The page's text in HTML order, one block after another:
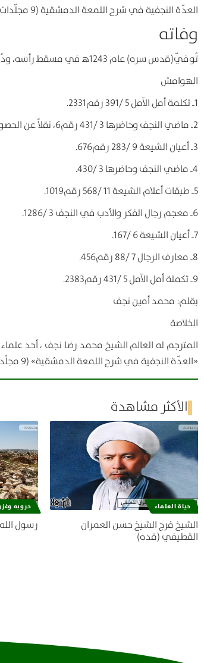
العدّة النجفية في شرح اللمعة الدمشقية (9 مجلّدات).
وفاته
تُوفّي(قدس سره) عام 1243ﻫ في مسقط رأسه، ودُفن في الصحن الحيدري تحت الميزاب الذهبي.
الهوامش
1ـ تكلمة أمل الآمل 5 /391 رقم2331.
2ـ ماضي النجف وحاضرها 3 /431 رقم6، نقلاً عن الحصون المنيعة.
3ـ أعيان الشيعة 9 /283 رقم676.
4ـ ماضي النجف وحاضرها 3 /430.
5ـ طبقات أعلام الشيعة 11 /568 رقم1019.
6ـ معجم رجال الفكر والأدب في النجف 3 /1286.
7ـ أعيان الشيعة 6 /167.
8ـ معارف الرجال 7 /88 رقم456.
9ـ تكملة أمل الآمل 5 /431 رقم2383.
بقلم: محمد أمين نجف
الخلاصة
المترجم له العالم الشيخ محمد رضا نجف ، أحد
«العدّة النجفية في شرح اللمعة الدمشقية» (9 مجلّدات).
الأكثر مشاهدة
حياة العلماء
الشيخ فرج الشيخ حسن العمران
القطيفي (قده)
حروبه
رسول